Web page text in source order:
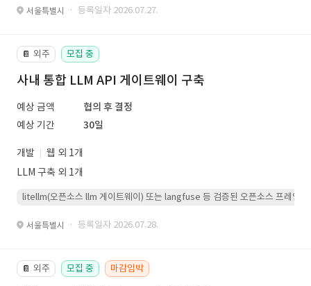
서울특별시 · 등록일자 2026.07.27.
📔 외주 모집 중
사내 통합 LLM API 게이트웨이 구축
예상 금액
협의 후 결정
예상 기간
30일
개발
웹 외 1개
LLM 구축 외 1개
litellm(오픈소스 llm 게이트웨이) 또는 langfuse 등 검증된 오픈소스 프레임워
서울특별시 · 등록일자 2026.07.28.
📔 외주 모집 중 마감임박